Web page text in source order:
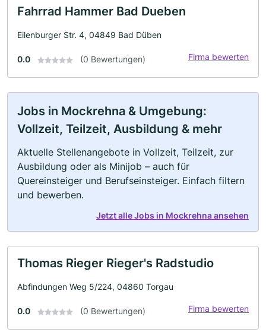
Fahrrad Hammer Bad Dueben
Eilenburger Str. 4, 04849 Bad Düben
0.0 (0 Bewertungen) Firma bewerten
Jobs in Mockrehna & Umgebung:
Vollzeit, Teilzeit, Ausbildung & mehr
Aktuelle Stellenangebote in Vollzeit, Teilzeit, zur
Ausbildung oder als Minijob – auch für
Quereinsteiger und Berufseinsteiger. Einfach filtern
und bewerben.
Jetzt alle Jobs in Mockrehna ansehen
Thomas Rieger Rieger's Radstudio
Abfindungen Weg 5/224, 04860 Torgau
0.0 (0 Bewertungen) Firma bewerten